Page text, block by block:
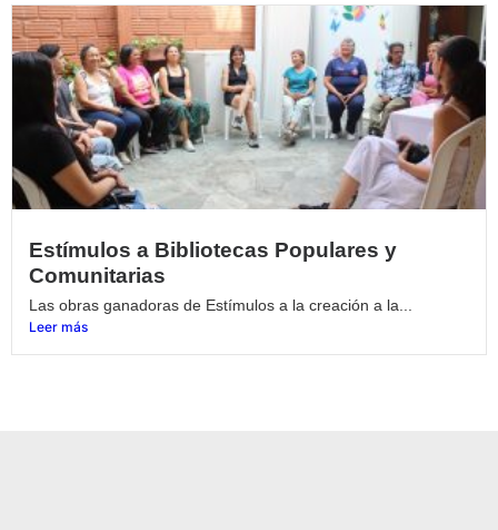
Estímulos a Bibliotecas Populares y
Comunitarias
Las obras ganadoras de Estímulos a la creación a la...
Leer más